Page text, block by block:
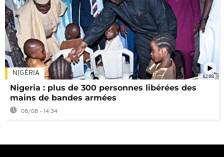
02:08
NIGÉRIA
Nigeria : plus de 300 personnes libérées des
mains de bandes armées
08/08 - 14:34